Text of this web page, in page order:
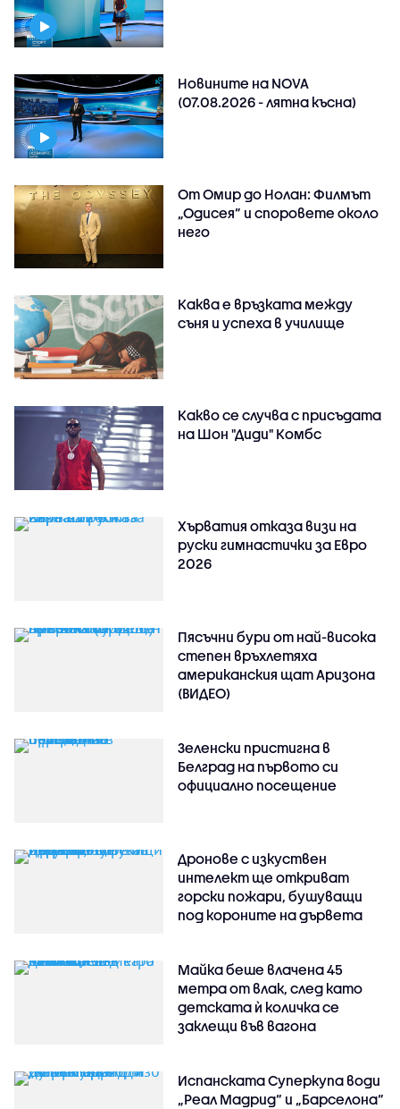
Новините на NOVA
(07.08.2026 - лятна късна)
От Омир до Нолан: Филмът
„Одисея” и споровете около
него
Каква е връзката между
съня и успеха в училище
Какво се случва с присъдата
на Шон "Диди" Комбс
Хърватия отказа визи на
руски гимнастички за Евро
2026
Пясъчни бури от най-висока
степен връхлетяха
американския щат Аризона
(ВИДЕО)
Зеленски пристигна в
Белград на първото си
официално посещение
Дронове с изкуствен
интелект ще откриват
горски пожари, бушуващи
под короните на дървета
Майка беше влачена 45
метра от влак, след като
детската ѝ количка се
заклещи във вагона
Испанската Суперкупа води
„Реал Мадрид“ и „Барселона“